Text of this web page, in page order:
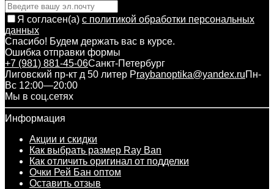
Я согласен(a) с политикой обработки персональных
данных
Спасибо! Будем держать вас в курсе.
Ошибка отправки формы
+7 (981) 881-45-06Санкт-Петербург
Лиговский пр-кт д 50 литер Рraybanoptika@yandex.ruПн-
Вс 12:00—20:00
Мы в соц.сетях
Информация
Акции и скидки
Как выбрать размер Ray Ban
Как отличить оригинал от подделки
Очки Рей Бан оптом
Оставить отзыв